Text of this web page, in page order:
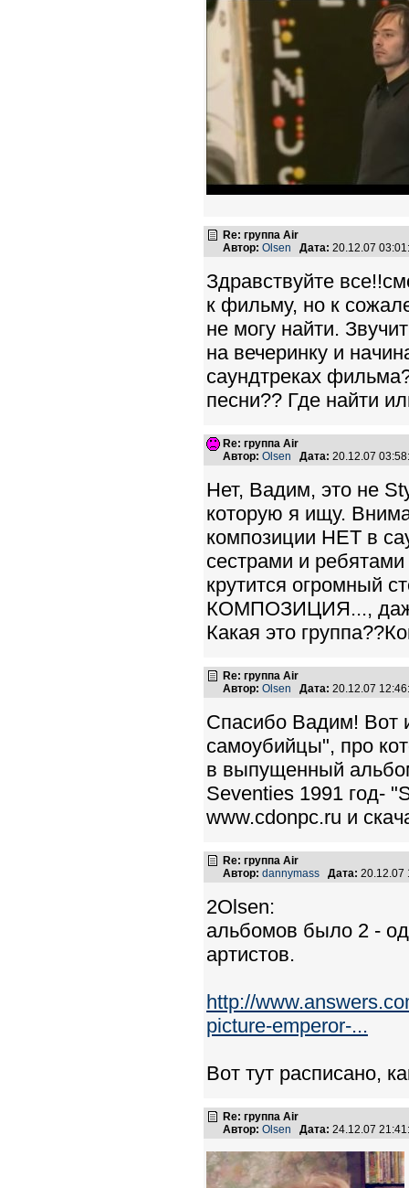
Re: группа Air
Автор: Olsen Дата: 20.12.07
Здравствуйте
к фильму, но к
не могу найти.
на вечеринку и
саундтреках
песни?? Где найти
Re: группа Air
Автор: Olsen Дата: 20.12.07
Нет, Вадим, это не
которую я ищу.
композиции НЕТ в
сестрами и
крутится огромный
КОМПОЗИЦИЯ..., даже
Какая это
Re: группа Air
Автор: Olsen Дата: 20.12.07
Спасибо Вадим! Вот
самоубийцы", про
в выпущенный
Seventies 1991 год-
www.cdonpc.ru и
Re: группа Air
Автор: dannymass Дата:
2Olsen:
альбомов было 2 -
артистов.
http://
picture-emperor-...
Вот тут расписано,
Re: группа Air
Автор: Olsen Дата: 24.12.07